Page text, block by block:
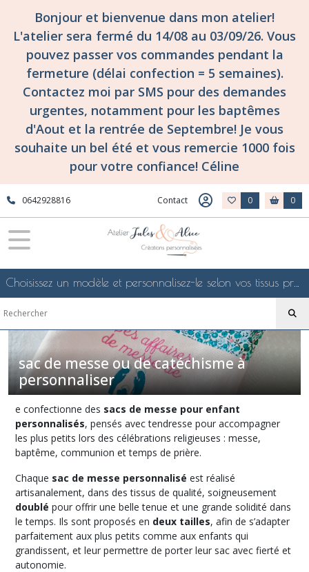
Bonjour et bienvenue dans mon atelier!
L'atelier sera fermé du 14/08 au 03/09/26. Vous
pouvez passer vos commandes pendant la
fermeture (délai confection = 5 semaines).
Contactez moi par SMS pour des demandes
urgentes, notamment pour les baptêmes
d'Aout et la rentrée de Septembre! Je vous
souhaite un bel été et vous remercie 1000 fois
pour votre confiance! Céline
0642928816 Contact 0 0
Choisissez un modèle et personnalisez-le selon vos tissus préférés de mes collections en ligne, je le confectionnerai selon vos souhaits
sac de messe ou de catéchisme à
personnaliser
e confectionne des sacs de messe pour enfant
personnalisés, pensés avec tendresse pour accompagner
les plus petits lors des célébrations religieuses : messe,
baptême, communion et temps de prière.
Chaque sac de messe personnalisé est réalisé
artisanalement, dans des tissus de qualité, soigneusement
doublé pour offrir une belle tenue et une grande solidité dans
le temps. Ils sont proposés en deux tailles, afin de s’adapter
parfaitement aux plus petits comme aux enfants qui
grandissent, et leur permettre de porter leur sac avec fierté et
autonomie.
Fermer
FILTRES
Tous
produits
confections
surmesure
et
personnalisées
sac
messe
ou
de
à
personnaliser
Afficher
les
résultats